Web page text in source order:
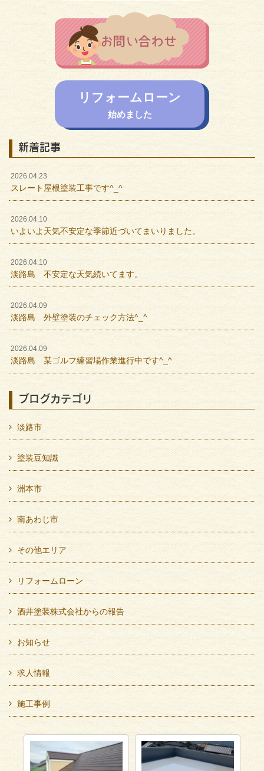
リフォームローン
始めました
新着記事
2026.04.23
スレート屋根塗装工事です^_^
2026.04.10
いよいよ天気不安定な季節近づいてまいりました。
2026.04.10
淡路島 不安定な天気続いてます。
2026.04.09
淡路島 外壁塗装のチェック方法^_^
2026.04.09
淡路島 某ゴルフ練習場作業進行中です^_^
ブログカテゴリ
淡路市
塗装豆知識
洲本市
南あわじ市
その他エリア
リフォームローン
酒井塗装株式会社からの報告
お知らせ
求人情報
施工事例